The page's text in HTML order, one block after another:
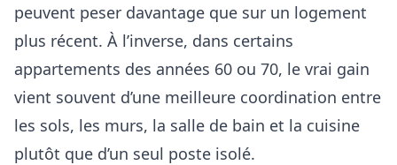
peuvent peser davantage que sur un logement
plus récent. À l’inverse, dans certains
appartements des années 60 ou 70, le vrai gain
vient souvent d’une meilleure coordination entre
les sols, les murs, la salle de bain et la cuisine
plutôt que d’un seul poste isolé.